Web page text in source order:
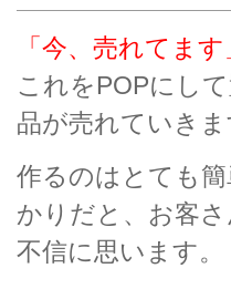
「今、売れてます
これをPOPにし
品が売れていきま
作るのはとても
かりだと、お客
不信に思います。